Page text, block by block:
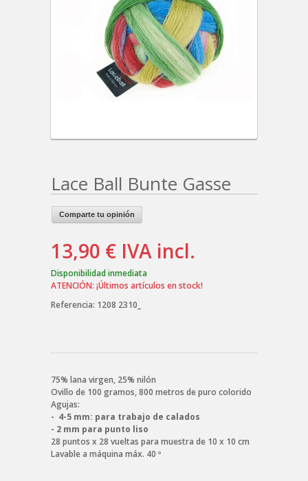
Lace Ball Bunte Gasse
Comparte tu opinión
13,90 € IVA incl.
Disponibilidad inmediata
ATENCIÓN: ¡Últimos artículos en stock!
Referencia: 1208 2310_
75% lana virgen, 25% nilón
Ovillo de 100 gramos, 800 metros de puro colorido
Agujas:
- 4-5 mm: para trabajo de calados
- 2 mm para punto liso
28 puntos x 28 vueltas para muestra de 10 x 10 cm
Lavable a máquina máx. 40 º